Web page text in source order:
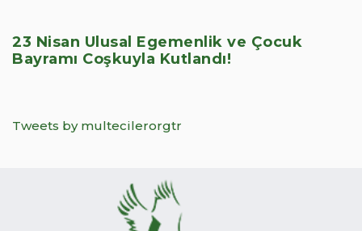
23 Nisan Ulusal Egemenlik ve Çocuk
Bayramı Coşkuyla Kutlandı!
Tweets by multecilerorgtr